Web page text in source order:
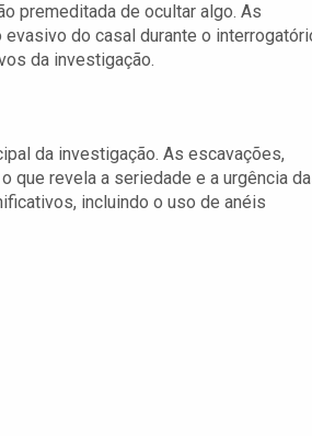
premeditada de ocultar algo. As
do casal durante o
da investigação.
da investigação. As escavações,
que revela a seriedade e a urgência
incluindo o uso de anéis